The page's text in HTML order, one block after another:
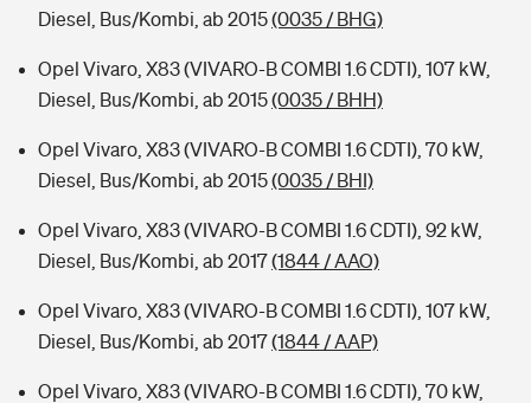
Diesel, Bus/Kombi, ab 2015(0035 / BHG)
Opel Vivaro, X83 (VIVARO-B COMBI 1.6 CDTI), 107 kW,
Diesel, Bus/Kombi, ab 2015(0035 / BHH)
Opel Vivaro, X83 (VIVARO-B COMBI 1.6 CDTI), 70 kW,
Diesel, Bus/Kombi, ab 2015(0035 / BHI)
Opel Vivaro, X83 (VIVARO-B COMBI 1.6 CDTI), 92 kW,
Diesel, Bus/Kombi, ab 2017(1844 / AAO)
Opel Vivaro, X83 (VIVARO-B COMBI 1.6 CDTI), 107 kW,
Diesel, Bus/Kombi, ab 2017(1844 / AAP)
Opel Vivaro, X83 (VIVARO-B COMBI 1.6 CDTI), 70 kW,